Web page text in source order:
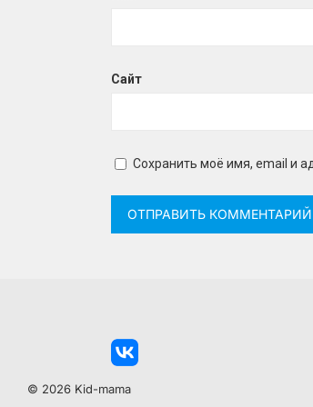
Сайт
Сохранить моё имя, email и
© 2026 Kid-mama